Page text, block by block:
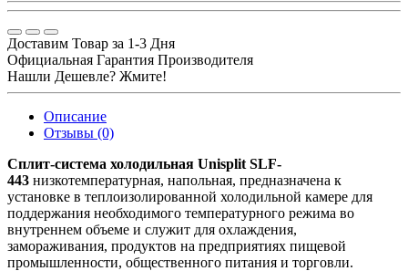
Доставим Товар за 1-3 Дня
Официальная Гарантия Производителя
Нашли Дешевле? Жмите!
Описание
Отзывы (0)
Сплит-система холодильная Unisplit SLF-
443 низкотемпературная, напольная, предназначена к
установке в теплоизолированной холодильной камере для
поддержания необходимого температурного режима во
внутреннем объеме и служит для охлаждения,
замораживания, продуктов на предприятиях пищевой
промышленности, общественного питания и торговли.